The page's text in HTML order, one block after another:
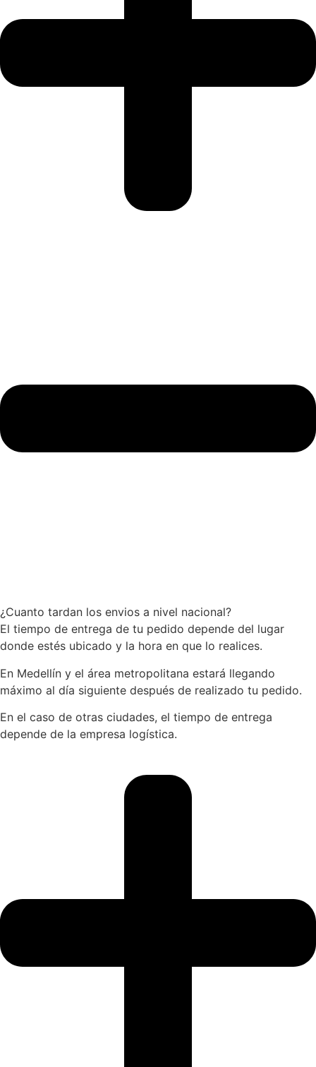
¿Cuanto tardan los envios a nivel nacional?
El tiempo de entrega de tu pedido depende del lugar
donde estés ubicado y la hora en que lo realices.
En Medellín y el área metropolitana estará llegando
máximo al día siguiente después de realizado tu pedido.
En el caso de otras ciudades, el tiempo de entrega
depende de la empresa logística.